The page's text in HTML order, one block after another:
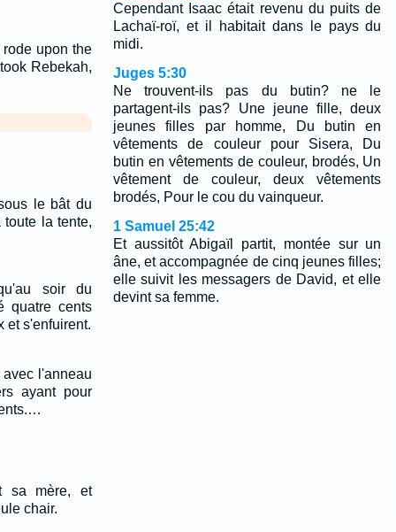
upon the
Rebekah,
le bât du
la tente,
soir du
quatre cents
et s'enfuirent.
l'anneau
ayant pour
sa mère, et
chair.
Cependant Isaac était revenu du puits de
Lachaï-roï, et il habitait dans le pays du
midi.
Juges 5:30
Ne trouvent-ils pas du butin? ne le
partagent-ils pas? Une jeune fille, deux
jeunes filles par homme, Du butin en
vêtements de couleur pour Sisera, Du
butin en vêtements de couleur, brodés, Un
vêtement de couleur, deux vêtements
brodés, Pour le cou du vainqueur.
1 Samuel 25:42
Et aussitôt Abigaïl partit, montée sur un
âne, et accompagnée de cinq jeunes filles;
elle suivit les messagers de David, et elle
devint sa femme.